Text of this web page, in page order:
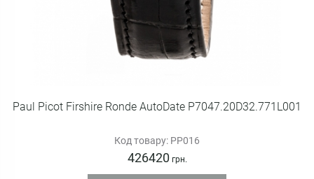
Paul Picot Firshire Ronde AutoDate P7047.20D32.771L001
Код товару: PP016
426420 грн.